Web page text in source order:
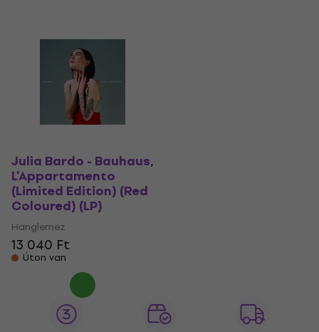
Julia Bardo - Bauhaus,
L'Appartamento
(Limited Edition) (Red
Coloured) (LP)
Hanglemez
13 040 Ft
Úton van